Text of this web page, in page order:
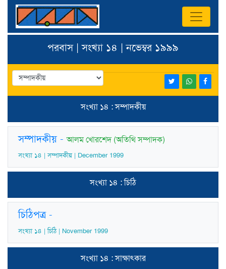
পরবাস | সংখ্যা ১৪ | নভেম্বর ১৯৯৯
সংখ্যা ১৪ : সম্পাদকীয়
সম্পাদকীয়-আলম খোরশেদ (অতিথি সম্পাদক)
সংখ্যা ১৪ | সম্পাদকীয় | December 1999
সংখ্যা ১৪ : চিঠি
চিঠিপত্র-
সংখ্যা ১৪ | চিঠি | November 1999
সংখ্যা ১৪ : সাক্ষাৎকার